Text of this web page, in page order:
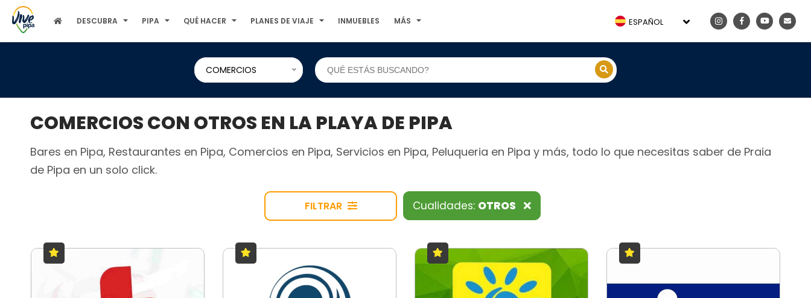
DESCUBRA PIPA QUÉ HACER PLANES DE VIAJE INMUEBLES MÁS ESPAÑOL
COMERCIOS
COMERCIOS CON OTROS EN LA PLAYA DE PIPA
Bares en Pipa, Restaurantes en Pipa, Comercios en Pipa, Servicios en Pipa, Peluqueria en Pipa y más, todo lo que necesitas saber de Praia
de Pipa en un solo click.
FILTRAR Cualidades: OTROS